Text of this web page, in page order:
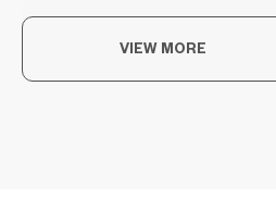
VIEW MORE